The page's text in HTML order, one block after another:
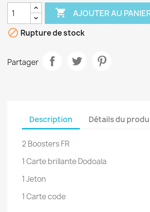
 AJOUTER AU
 Rupture de stock
Partager
Description Détails du
2 Boosters FR
1 Carte brillante Dodoala
1 Jeton
1 Carte code